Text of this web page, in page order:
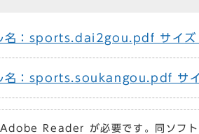
ル名：sports.dai2gou.pdf サイ
ル名：sports.soukangou.pdf サ
Reader が必要です。同ソフト